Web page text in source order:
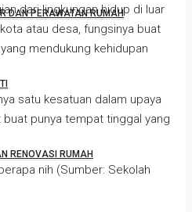
DAN PERAWATAN RUMAH
RENOVASI RUMAH
dari lingkungan hidup di luar
atau desa, fungsinya buat
mendukung kehidupan
satu kesatuan dalam upaya
punya tempat tinggal yang
nih (Sumber: Sekolah